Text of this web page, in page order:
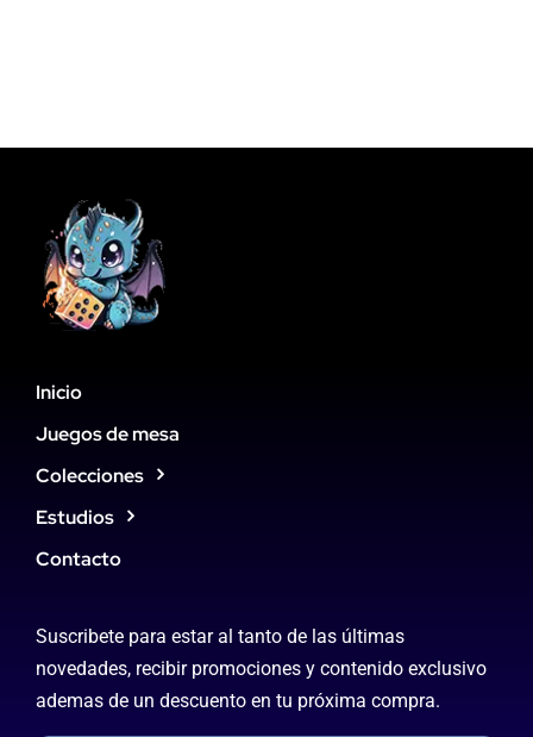
Inicio
Juegos de mesa
Colecciones
Estudios
Contacto
Suscribete para estar al tanto de las últimas
novedades, recibir promociones y contenido exclusivo
ademas de un descuento en tu próxima compra.